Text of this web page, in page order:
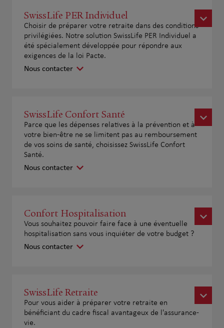
SwissLife PER Individuel
Choisir de préparer votre retraite dans des conditions
privilégiées. Notre solution SwissLife PER Individuel a
été spécialement développée pour répondre aux
exigences de la loi Pacte.
Nous contacter
SwissLife Confort Santé
Parce que les dépenses relatives à la prévention et à
votre bien-être ne se limitent pas au remboursement
de vos soins de santé, choisissez SwissLife Confort
Santé.
Nous contacter
Confort Hospitalisation
Vous souhaitez pouvoir faire face à une éventuelle
hospitalisation sans vous inquiéter de votre budget ?
Nous contacter
SwissLife Retraite
Pour vous aider à préparer votre retraite en
bénéficiant du cadre fiscal avantageux de l'assurance-
vie.